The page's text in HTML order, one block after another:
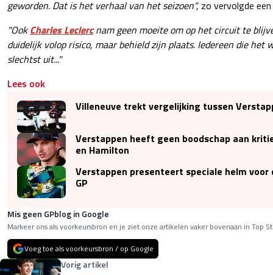
geworden. Dat is het verhaal van het seizoen", zo vervolgde
"OokCharles Leclercnam geen moeite om op het circuit te
duidelijk volop risico, maar behield zijn plaats. Iedereen die het
slechtst uit..."
Lees ook
Villeneuve trekt vergelijking tussen
Verstappen heeft geen boodschap aan
en Hamilton
Verstappen presenteert speciale helm voor
GP
Mis geen GPblog in Google
Markeer ons als voorkeursbron en je ziet onze artikelen vaker bovenaan in Top
Voeg toe als voorkeursbron / op Google
Vorig artikel